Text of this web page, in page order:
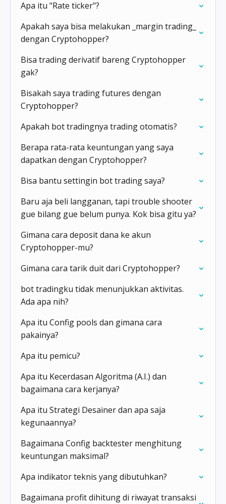
Apa itu "Rate ticker"?
Apakah saya bisa melakukan _margin trading_
dengan Cryptohopper?
Bisa trading derivatif bareng Cryptohopper
gak?
Bisakah saya trading futures dengan
Cryptohopper?
Apakah bot tradingnya trading otomatis?
Berapa rata-rata keuntungan yang saya
dapatkan dengan Cryptohopper?
Bisa bantu settingin bot trading saya?
Baru aja beli langganan, tapi trouble shooter
gue bilang gue belum punya. Kok bisa gitu ya?
Gimana cara deposit dana ke akun
Cryptohopper-mu?
Gimana cara tarik duit dari Cryptohopper?
bot tradingku tidak menunjukkan aktivitas.
Ada apa nih?
Apa itu Config pools dan gimana cara
pakainya?
Apa itu pemicu?
Apa itu Kecerdasan Algoritma (A.I.) dan
bagaimana cara kerjanya?
Apa itu Strategi Desainer dan apa saja
kegunaannya?
Bagaimana Config backtester menghitung
keuntungan maksimal?
Apa indikator teknis yang dibutuhkan?
Bagaimana profit dihitung di riwayat transaksi